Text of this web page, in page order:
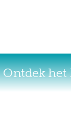
Ontdek het